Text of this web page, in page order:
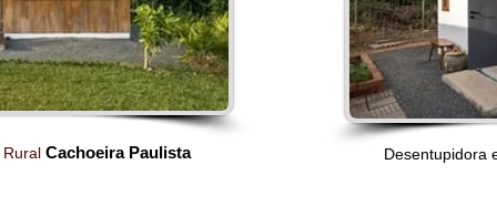
Cachoeira Paulista Desentupidora